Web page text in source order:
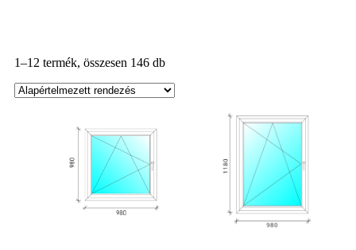
1–12 termék, összesen 146 db